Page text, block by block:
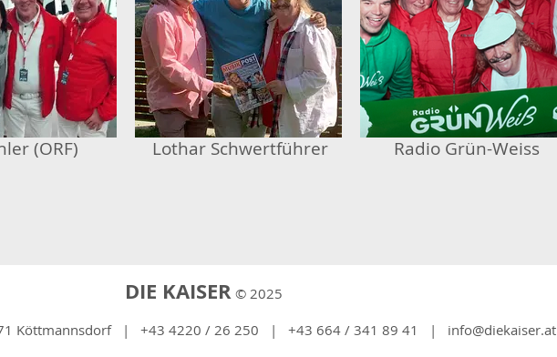
(ORF) Lothar Schwertführer Radio Grün-Weiss
DIE KAISER © 2025
Köttmannsdorf | +43 4220 / 26 250 | +43 664 / 341 89 41 | info@diekaiser.at